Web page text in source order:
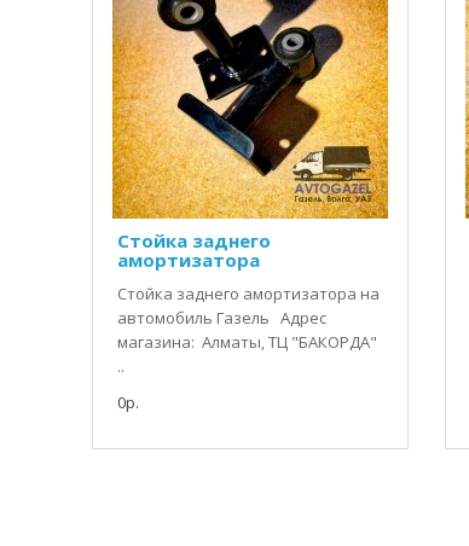
Стойка заднего
амортизатора
Стойка заднего амортизатора на
автомобиль Газель Адрес
магазина: Алматы, ТЦ "БАКОРДА"
..
0р.